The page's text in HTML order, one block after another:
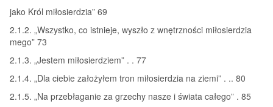
jako Król miłosierdzia” 69
2.1.2. „Wszystko, co istnieje, wyszło z wnętrzności miłosierdzia
mego” 73
2.1.3. „Jestem miłosierdziem” . . 77
2.1.4. „Dla ciebie założyłem tron miłosierdzia na ziemi” . .. 80
2.1.5. „Na przebłaganie za grzechy nasze i świata całego” . 85